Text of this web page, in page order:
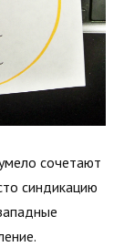
сочетают
синдикацию